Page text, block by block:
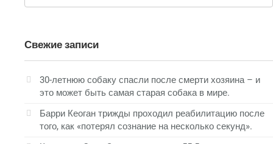
Свежие записи
30-летнюю собаку спасли после смерти хозяина – и
это может быть самая старая собака в мире.
Барри Кеоган трижды проходил реабилитацию после
того, как «потерял сознание на несколько секунд».